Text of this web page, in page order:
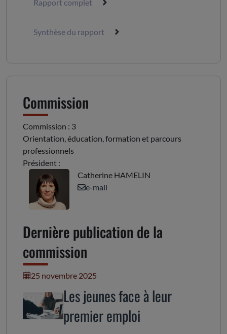
Rapport complet
Synthèse du rapport
Commission
Commission : 3
Orientation, éducation, formation et parcours
professionnels
Président :
Catherine HAMELIN
e-mail
Dernière publication de la
commission
25 novembre 2025
Les jeunes face à leur
premier emploi